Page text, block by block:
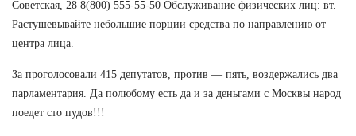
Советская, 28 8(800) 555-55-50 Обслуживание физических лиц: вт.
Растушевывайте небольшие порции средства по направлению от
центра лица.
За проголосовали 415 депутатов, против — пять, воздержались два
парламентария. Да полюбому есть да и за деньгами с Москвы народ
поедет сто пудов!!!